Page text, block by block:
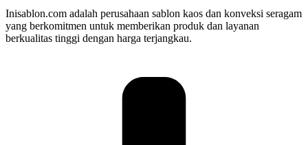
Inisablon.com adalah perusahaan sablon kaos dan konveksi seragam
yang berkomitmen untuk memberikan produk dan layanan
berkualitas tinggi dengan harga terjangkau.